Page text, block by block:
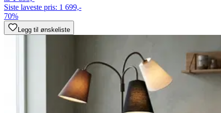
Siste laveste pris: 1 699,-
70%
Legg til ønskeliste